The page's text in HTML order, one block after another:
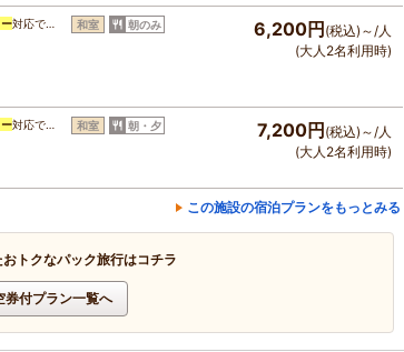
対応で… 和室 朝のみ 6,200円(税込)～/人
(大人2名利用時)
対応で… 和室 朝・夕 7,200円(税込)～/人
(大人2名利用時)
この施設の宿泊プランをもっとみる
トクなパック旅行はコチラ
券付プラン一覧へ